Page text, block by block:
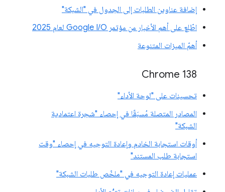
إضافة عناوين الطلبات إلى الجدول في "الشبكة"
اطّلِع على أهم الأخبار من مؤتمر Google I/O لعام 2025
أهمّ الميزات المتنوعة
‫Chrome 138
تحسينات على "لوحة الأداء"
المصادر المتصلة مُسبَقًا في إحصاء "شجرة اعتمادية
الشبكة"
أوقات استجابة الخادم وإعادة التوجيه في إحصاء "وقت
استجابة طلب المستند"
عمليات إعادة التوجيه في "ملخّص طلبات الشبكة"